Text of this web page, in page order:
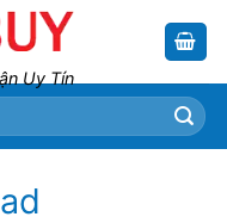
Uy Tín